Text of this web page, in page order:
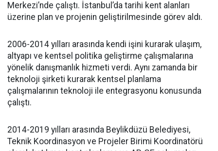
Merkezi’nde çalıştı. İstanbul’da tarihi kent alanları
üzerine plan ve projenin geliştirilmesinde görev aldı.
2006-2014 yılları arasında kendi işini kurarak ulaşım,
altyapı ve kentsel politika geliştirme çalışmalarına
yönelik danışmanlık hizmeti verdi. Aynı zamanda bir
teknoloji şirketi kurarak kentsel planlama
çalışmalarının teknoloji ile entegrasyonu konusunda
çalıştı.
2014-2019 yılları arasında Beylikdüzü Belediyesi,
Teknik Koordinasyon ve Projeler Birimi Koordinatörü